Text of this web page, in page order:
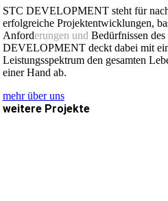
STC DEVELOPMENT steht für
erfolgreiche Projektentwicklungen,
Anforderungen und Bedürfnissen
DEVELOPMENT deckt dabei mit
Leistungsspektrum den gesamten
einer Hand ab.
mehr über uns
weitere Projekte